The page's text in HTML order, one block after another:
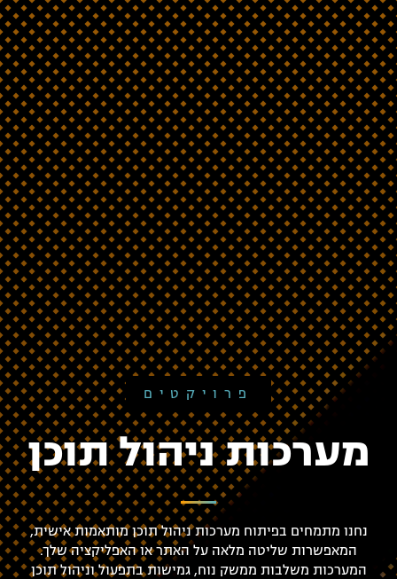
פרויקטים
מערכות ניהול תוכן
נחנו מתמחים בפיתוח מערכות ניהול תוכן מותאמות אישית,
המאפשרות שליטה מלאה על האתר או האפליקציה שלך.
המערכות משלבות ממשק נוח, גמישות בתפעול וניהול תוכן